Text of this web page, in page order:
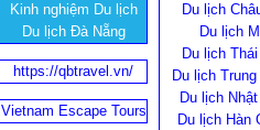
Kinh nghiệm Du lịch
Du lịch Đà Nẵng
Du lịch
Du lịch
Du lịch
Du lịch
Du lịch
Du lịch Hàn
https://qbtravel.vn/
Vietnam Escape Tours